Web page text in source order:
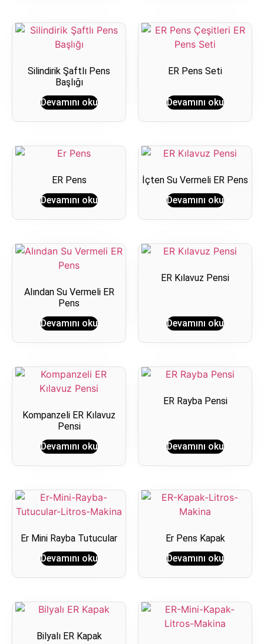
Silindirik Şaftlı Pens
Başlığı
Devamını oku
ER Pens Seti
Devamını oku
ER Pens
Devamını oku
İçten Su Vermeli ER Pens
Devamını oku
Alından Su Vermeli ER
Pens
Devamını oku
ER Kılavuz Pensi
Devamını oku
Kompanzeli ER Kılavuz
Pensi
Devamını oku
ER Rayba Pensi
Devamını oku
Er Mini Rayba Tutucular
Devamını oku
Er Pens Kapak
Devamını oku
Bilyalı ER Kapak